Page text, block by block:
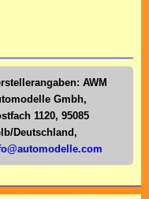
AWM
Gmbh,
1120, 95085
Deutschl and,